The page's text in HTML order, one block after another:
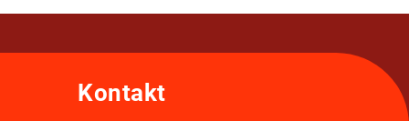
Kontakt